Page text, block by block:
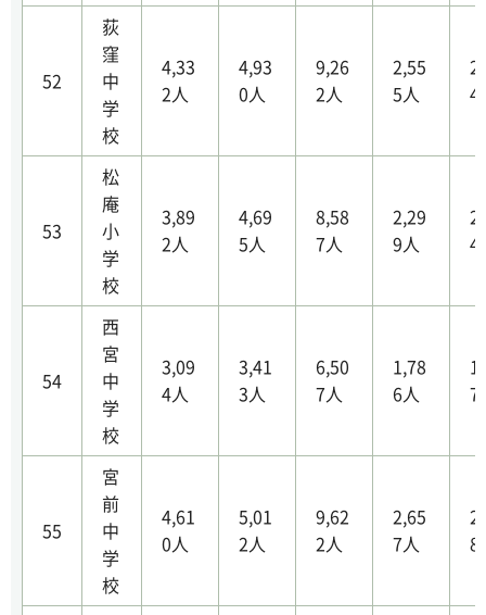
52
荻
窪
中
学
校
4,33
2人
4,93
0人
9,26
2人
2,55
5人
4
53
松
庵
小
学
校
3,89
2人
4,69
5人
8,58
7人
2,29
9人
4
54
西
宮
中
学
校
3,09
4人
3,41
3人
6,50
7人
1,78
6人
7
55
宮
前
中
学
校
4,61
0人
5,01
2人
9,62
2人
2,65
7人
8